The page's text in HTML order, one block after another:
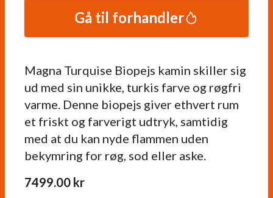
Magna Turquise Biopejs kamin skiller sig
ud med sin unikke, turkis farve og røgfri
varme. Denne biopejs giver ethvert rum
et friskt og farverigt udtryk, samtidig
med at du kan nyde flammen uden
bekymring for røg, sod eller aske.
7499.00 kr
Gå til forhandler